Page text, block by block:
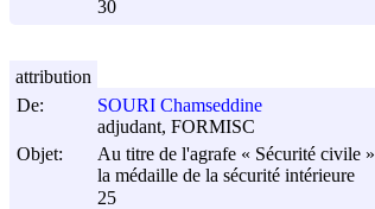
30
De:
SOURI Chamseddine
adjudant, FORMISC
Objet:
Au titre de l'agrafe « Sécurité civile »
la médaille de la sécurité intérieure
25
attribution